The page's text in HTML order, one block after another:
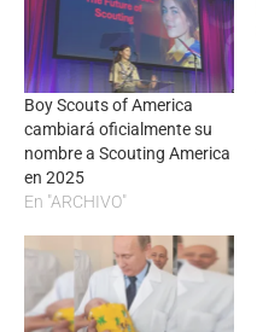
Boy Scouts of America
cambiará oficialmente su
nombre a Scouting America
en 2025
En "ARCHIVO"